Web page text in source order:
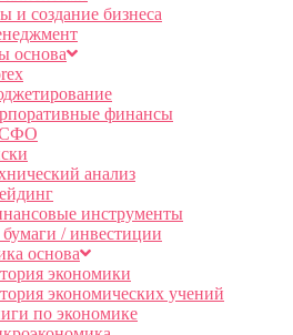
и создание бизнеса
основа
финансы
анализ
инструменты
/ инвестиции
основа
экономики
экономических учений
по экономике